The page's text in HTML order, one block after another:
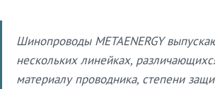
Шинопроводы METAENERGY
нескольких линейках,
материалу проводника, степени